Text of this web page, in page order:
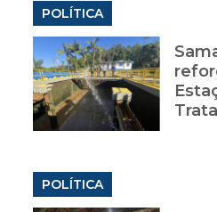
POLÍTICA
POLÍTICA